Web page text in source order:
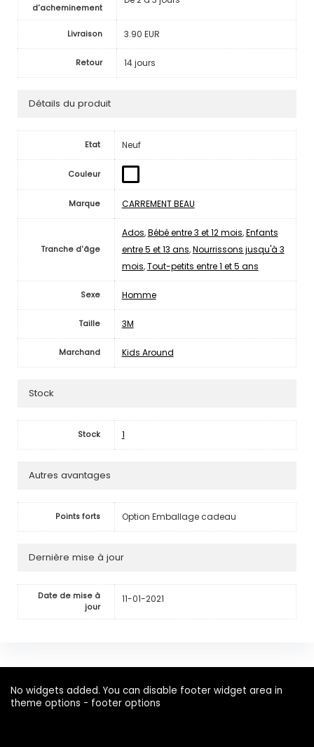
d'acheminement
Livraison 3.90 EUR
Retour 14 jours
Détails du produit
Etat Neuf
Couleur
Marque CARREMENT BEAU
Tranche d'âge
Ados,Bébé entre 3 et 12 mois,Enfants
entre 5 et 13 ans,Nourrissons jusqu'à 3
mois,Tout-petits entre 1 et 5 ans
Sexe Homme
Taille 3M
Marchand Kids Around
Stock
Stock 1
Autres avantages
Points forts Option Emballage cadeau
Dernière mise à jour
Date de mise à
jour
11-01-2021
No widgets added. You can disable footer widget area in
theme options - footer options